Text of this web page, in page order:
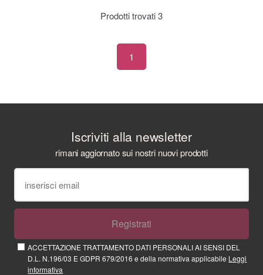
Prodotti trovati3
1
Iscriviti alla newsletter
rimani aggiornato sui nostri nuovi prodotti
Registrati
ACCETTAZIONE TRATTAMENTO DATI PERSONALI AI SENSI DEL
D.L. N.196/03 E GDPR 679/2016 e della normativa applicabile Leggi
informativa